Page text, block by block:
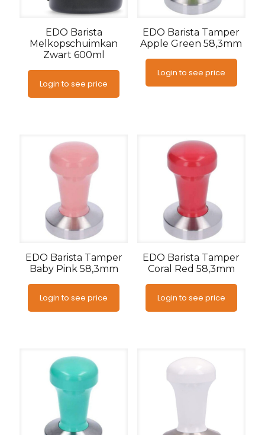
EDO Barista
Melkopschuimkan
Zwart 600ml
Login to see price
EDO Barista Tamper
Apple Green 58,3mm
Login to see price
EDO Barista Tamper
Baby Pink 58,3mm
Login to see price
EDO Barista Tamper
Coral Red 58,3mm
Login to see price